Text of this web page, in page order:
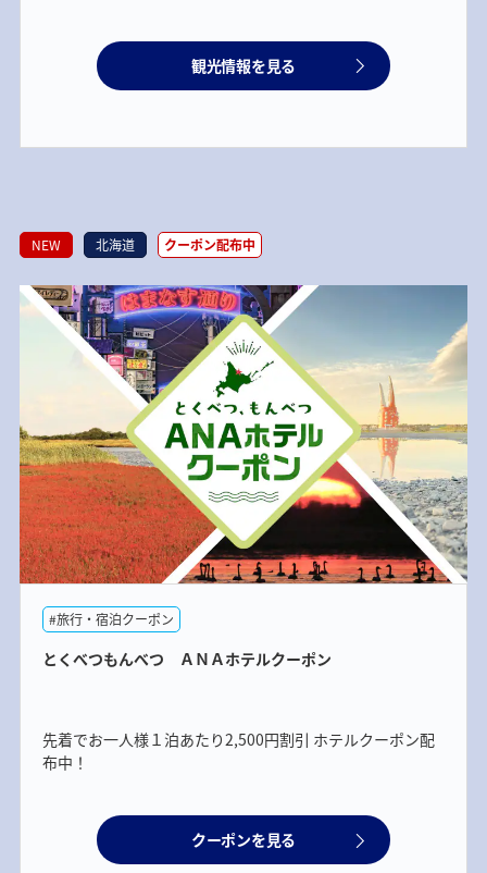
観光情報を見る
NEW 北海道 クーポン配布中
#旅行・宿泊クーポン
とくべつもんべつ ＡＮＡホテルクーポン
先着でお一人様１泊あたり2,500円割引 ホテルクーポン配
布中！
クーポンを見る